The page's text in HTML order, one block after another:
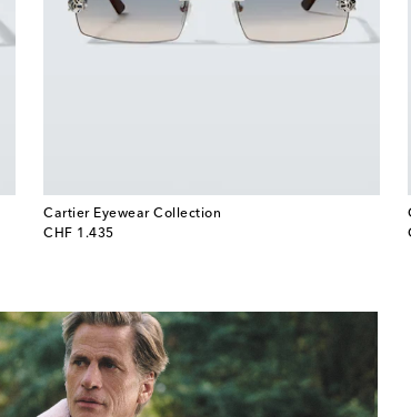
Cartier Eyewear Collection
CHF 1.435
original price